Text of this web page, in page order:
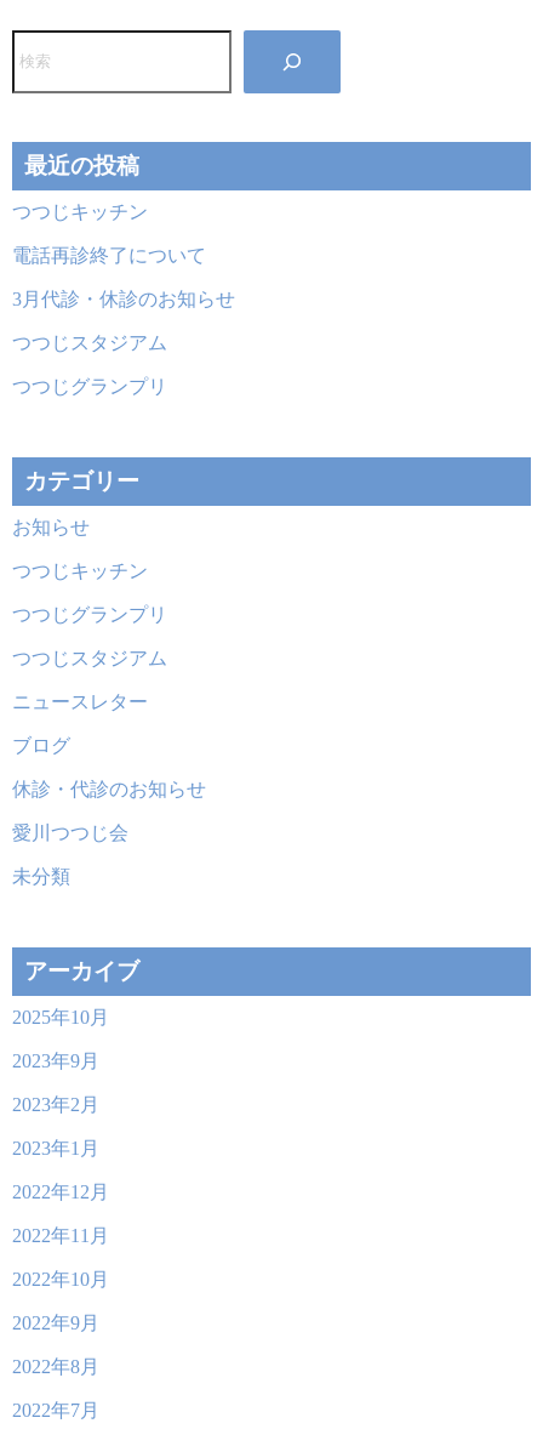
索
最近の投稿
つつじキッチン
電話再診終了について
3月代診・休診のお知らせ
つつじスタジアム
つつじグランプリ
カテゴリー
お知らせ
つつじキッチン
つつじグランプリ
つつじスタジアム
ニュースレター
ブログ
休診・代診のお知らせ
愛川つつじ会
未分類
アーカイブ
2025年10月
2023年9月
2023年2月
2023年1月
2022年12月
2022年11月
2022年10月
2022年9月
2022年8月
2022年7月